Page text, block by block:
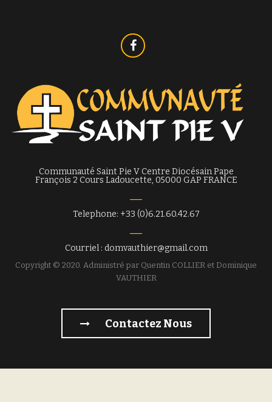
Communauté Saint Pie V Centre Diocésain Pape
François 2 Cours Ladoucette, 05000 GAP FRANCE
Telephone: +33 (0)6.21.60.42.67
Courriel : domvauthier@gmail.com
Copyright © 2020. Administré par Quentin COLLIER et Dominique
VAUTHIER
Contactez Nous